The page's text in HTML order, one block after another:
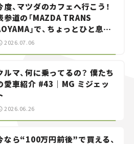
度、マツダのカフェへ行こう！
参道の「MAZDA TRANS
」で、ちょっとひと息。
連載｜CCGとクルマでどうす
2026.07.06
ルマ、何に乗ってるの？ 僕たち
愛車紹介 #43｜MG ミジェッ
2026.06.26
なら“100万円前後”で買える、